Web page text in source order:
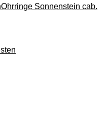
Ohrringe Sonnenstein cab.